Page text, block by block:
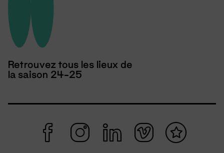
Retrouvez tous les lieux de
la saison 24-25